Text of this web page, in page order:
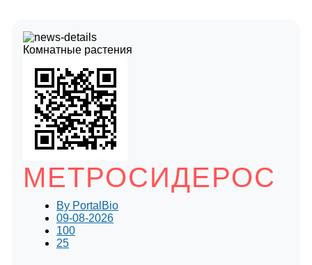
Комнатные растения
МЕТРОСИДЕРОС
By PortalBio
09-08-2026
100
25